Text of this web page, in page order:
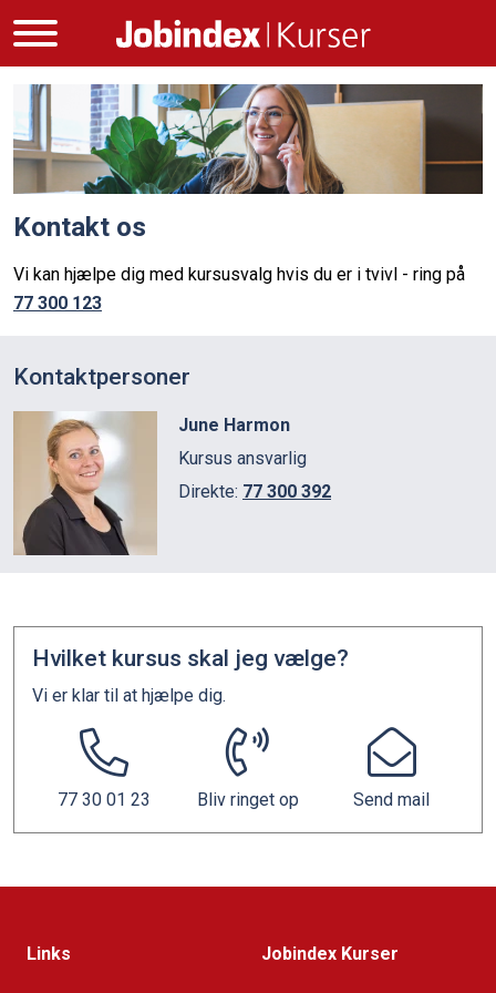
Kontakt os
Vi kan hjælpe dig med kursusvalg hvis du er i tvivl - ring på
77 300 123
Kontaktpersoner
June Harmon
Kursus ansvarlig
Direkte: 77 300 392
Hvilket kursus skal jeg vælge?
Vi er klar til at hjælpe dig.
77 30 01 23 Bliv ringet op Send mail
Links Jobindex Kurser